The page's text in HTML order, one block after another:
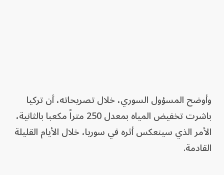
وأوضح المسؤول السوري، خلال تصريحاته، أن تركيا
باشرت تخفيض المياه بمعدل 250 متراً مكعبا بالثانية،
الأمر الذي سينعكس أثره في سوريا، خلال الأيام القليلة
القادمة.